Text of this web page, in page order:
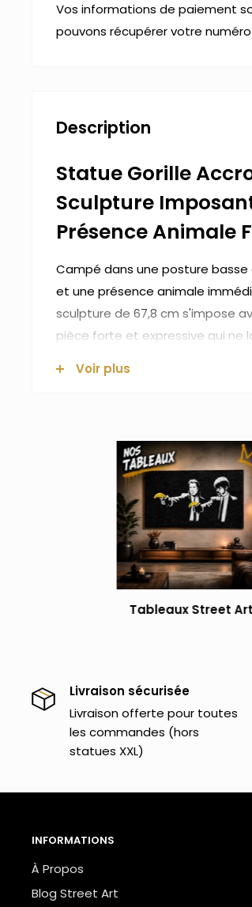
Vos informations de paiement
pouvons récupérer votre
Description
Statue Gorille
Sculpture
Présence Animale
Campé dans une posture
et une présence animale
sculpture de 67,8 cm s'impose
pièce forte et expressive qui ne
Dimensions
Couleur : noir
Usage : intérieur
Découvrez l'ensemble de notre
sculptures qui apporteront du
Voir plus
Tableaux Street Art
Livraison sécurisée
Livraison offerte pour toutes
les commandes (hors
statues XXL)
INFORMATIONS
À Propos
Blog Street Art